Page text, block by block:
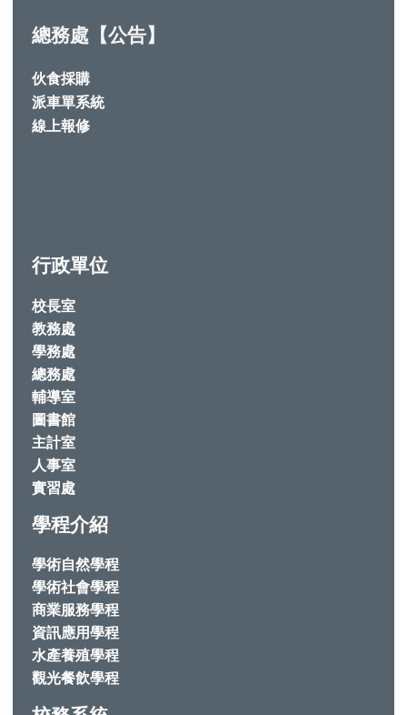
總務處【公告】
伙食採購
派車單系統
線上報修
行政單位
校長室
教務處
學務處
總務處
輔導室
圖書館
主計室
人事室
實習處
學程介紹
學術自然學程
學術社會學程
商業服務學程
資訊應用學程
水產養殖學程
觀光餐飲學程